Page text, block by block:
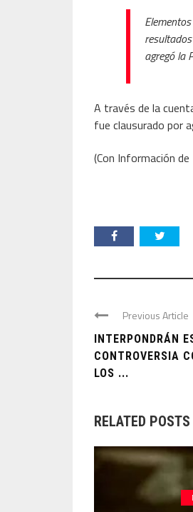
agregó la
A través de la
fue clausurado por
(Con Información
Previous Article
INTERPONDRÁN
CONTROVERSIA
LOS ...
RELATED POSTS